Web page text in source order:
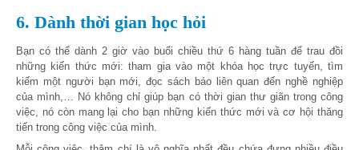
6. Dành thời gian học hỏi
Bạn có thể dành 2 giờ vào buổi chiều thứ 6 hàng tuần để trau đồi
những kiến thức mới: tham gia vào một khóa học trực tuyến, tìm
kiếm một người bạn mới, đọc sách báo liên quan đến nghề nghiệp
của mình,… Nó không chỉ giúp bạn có thời gian thư giãn trong công
việc, nó còn mang lại cho bạn những kiến thức mới và cơ hội thăng
tiến trong công việc của mình.